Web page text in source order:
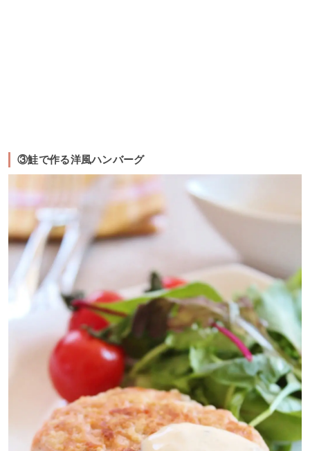
③鮭で作る洋風ハンバーグ